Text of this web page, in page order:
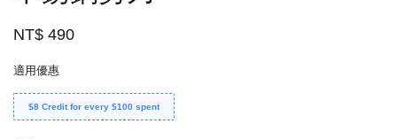
NT$ 490
適用優惠
$8 Credit for every $100 spent